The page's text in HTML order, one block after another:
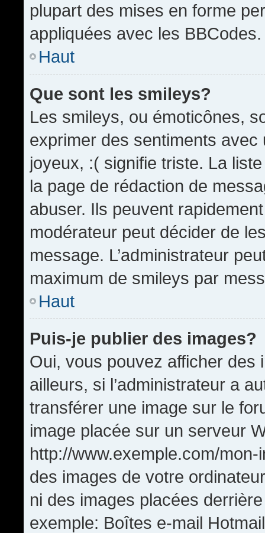
plupart des mises en forme
appliquées avec les BBCodes.
Haut
Que sont les smileys?
Les smileys, ou émoticônes,
exprimer des sentiments
joyeux, :( signifie triste. La
la page de rédaction de
abuser. Ils peuvent
modérateur peut décider de
message. L’administrateur
maximum de smileys par
Haut
Puis-je publier des images?
Oui, vous pouvez afficher
ailleurs, si l’administrateur a
transférer une image sur le
image placée sur un serveur
http://www.exemple.com/
des images de votre
ni des images placées
exemple: Boîtes e-mail